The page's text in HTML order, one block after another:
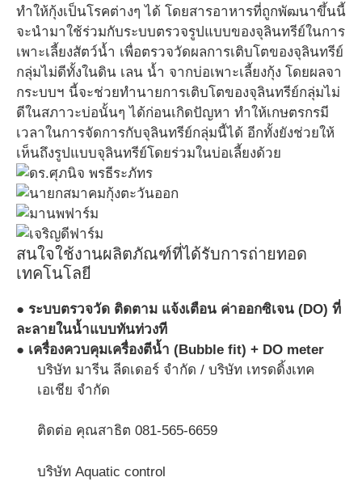
ทำให้กุ้งเป็นโรคต่างๆ ได้ โดยสารอาหารที่ถูกพัฒนาขึ้นนี้
จะนำมาใช้ร่วมกับระบบตรวจรูปแบบของจุลินทรีย์ในการ
เพาะเลี้ยงสัตว์น้ำ เพื่อตรวจวัดผลการเติบโตของจุลินทรีย์
กลุ่มไม่ดีทั้งในดิน เลน น้ำ จากบ่อเพาะเลี้ยงกุ้ง โดยผลจา
กระบบฯ นี้จะช่วยทำนายการเติบโตของจุลินทรีย์กลุ่มไม่
ดีในสภาวะบ่อนั้นๆ ได้ก่อนเกิดปัญหา ทำให้เกษตรกรมี
เวลาในการจัดการกับจุลินทรีย์กลุ่มนี้ได้ อีกทั้งยังช่วยให้
เห็นถึงรูปแบบจุลินทรีย์โดยร่วมในบ่อเลี้ยงด้วย
สนใจใช้งานผลิตภัณฑ์ที่ได้รับการถ่ายทอด
เทคโนโลยี
● ระบบตรวจวัด ติดตาม แจ้งเตือน ค่าออกซิเจน (DO) ที่
ละลายในน้ำแบบทันท่วงที
● เครื่องควบคุมเครื่องตีน้ำ (Bubble fit) + DO meter
บริษัท มารีน ลีดเดอร์ จำกัด / บริษัท เทรดดิ้งเทค
เอเชีย จำกัด
ติดต่อ คุณสาธิต 081-565-6659
บริษัท Aquatic control